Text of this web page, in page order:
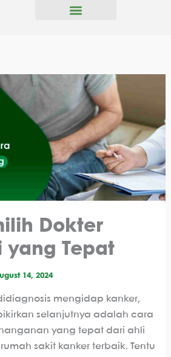
Dokter
yang Tepat
14, 2024
mengidap kanker,
selanjutnya adalah cara
yang tepat dari ahli
sakit kanker terbaik. Tentu